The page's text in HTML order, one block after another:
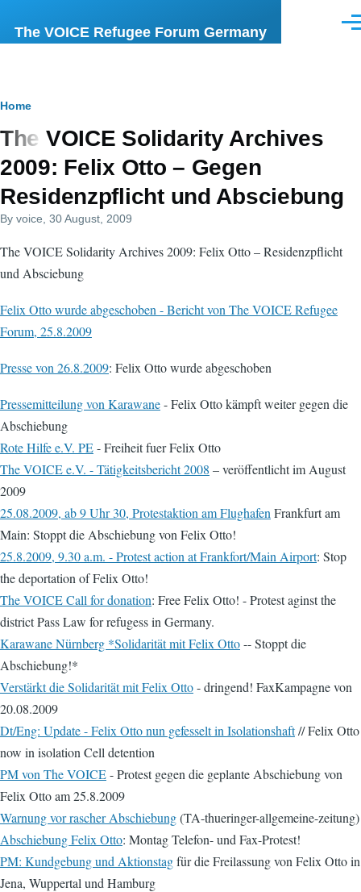
The VOICE Refugee Forum Germany
Breadcrumb
Home
The VOICE Solidarity Archives
2009: Felix Otto – Gegen
Residenzpflicht und Absciebung
By voice , 30 August, 2009
The VOICE Solidarity Archives 2009: Felix Otto – Residenzpflicht
und Absciebung
Felix Otto wurde abgeschoben - Bericht von The VOICE Refugee
Forum, 25.8.2009
Presse von 26.8.2009: Felix Otto wurde abgeschoben
Pressemitteilung von Karawane- Felix Otto kämpft weiter gegen die
Abschiebung
Rote Hilfe e.V. PE- Freiheit fuer Felix Otto
The VOICE e.V. - Tätigkeitsbericht 2008 – veröffentlicht im August
2009
25.08.2009, ab 9 Uhr 30, Protestaktion am Flughafen Frankfurt am
Main: Stoppt die Abschiebung von Felix Otto!
25.8.2009, 9.30 a.m. - Protest action at Frankfort/Main Airport: Stop
the deportation of Felix Otto!
The VOICE Call for donation: Free Felix Otto! - Protest aginst the
district Pass Law for refugess in Germany.
Karawane Nürnberg *Solidarität mit Felix Otto-- Stoppt die
Abschiebung!*
Verstärkt die Solidarität mit Felix Otto- dringend! FaxKampagne von
20.08.2009
Dt/Eng: Update - Felix Otto nun gefesselt in Isolationshaft// Felix Otto
now in isolation Cell detention
PM von The VOICE- Protest gegen die geplante Abschiebung von
Felix Otto am 25.8.2009
Warnung vor rascher Abschiebung(TA-thueringer-allgemeine-zeitung)
Abschiebung Felix Otto: Montag Telefon- und Fax-Protest!
PM: Kundgebung und Aktionstagfür die Freilassung von Felix Otto in
Jena, Wuppertal und Hamburg